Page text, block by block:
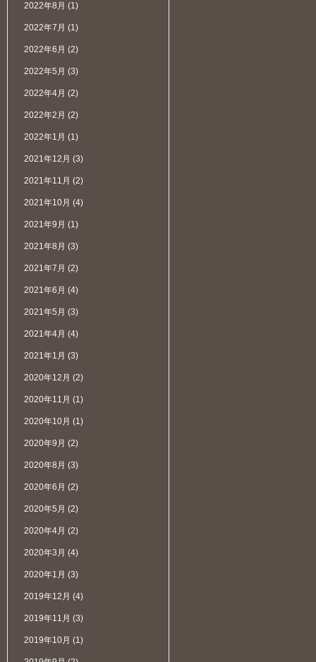
2022年8月 (1)
2022年7月 (1)
2022年6月 (2)
2022年5月 (3)
2022年4月 (2)
2022年2月 (2)
2022年1月 (1)
2021年12月 (3)
2021年11月 (2)
2021年10月 (4)
2021年9月 (1)
2021年8月 (3)
2021年7月 (2)
2021年6月 (4)
2021年5月 (3)
2021年4月 (4)
2021年1月 (3)
2020年12月 (2)
2020年11月 (1)
2020年10月 (1)
2020年9月 (2)
2020年8月 (3)
2020年6月 (2)
2020年5月 (2)
2020年4月 (2)
2020年3月 (4)
2020年1月 (3)
2019年12月 (4)
2019年11月 (3)
2019年10月 (1)